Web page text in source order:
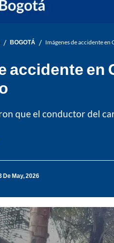
/ BOGOTÁ / Imágenes de accidente
accidente
que el conductor del
De May, 2026